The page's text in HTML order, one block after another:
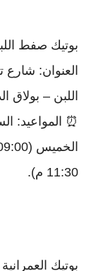
بوتيك صفط
العنوان:
اللبن – بولاق
11:30 م).
بوتيك العمرانية